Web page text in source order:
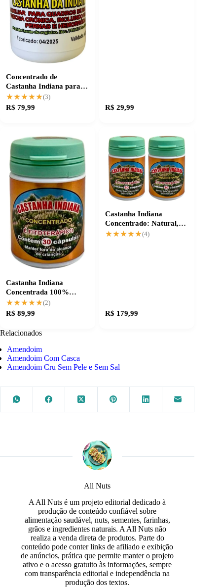
Concentrado de
Castanha Indiana para
Circulação Saudável
★★★★★
★★★★★(3)
R$ 79,99 R$ 29,99
Castanha Indiana
Concentrada 100%
Natural - Qualidade
Original
★★★★★
★★★★★(2)
R$ 89,99
Castanha Indiana
Concentrado: Natural,
Original e Potente
★★★★★
★★★★★(4)
R$ 179,99
Relacionados
Amendoim
Amendoim Com Casca
Amendoim Cru Sem Pele e Sem Sal
All Nuts
A All Nuts é um projeto editorial dedicado à
produção de conteúdo confiável sobre
alimentação saudável, nuts, sementes, farinhas,
grãos e ingredientes naturais. A All Nuts não
realiza a venda direta de produtos. Parte do
conteúdo pode conter links de afiliado e exibição
de anúncios, prática que permite manter o projeto
ativo e o acesso gratuito às informações, sempre
com transparência editorial e independência na
produção dos textos.